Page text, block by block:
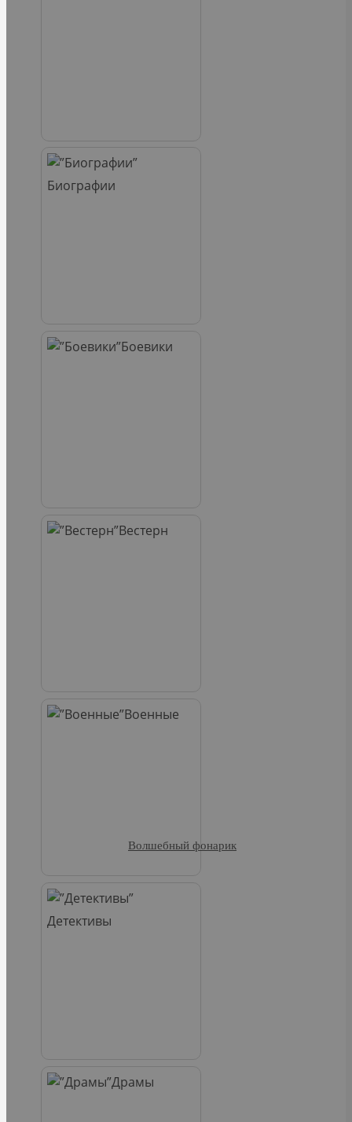
Биографии
Боевики
Вестерн
Военные
Детективы
Драмы
Волшебный фонарик